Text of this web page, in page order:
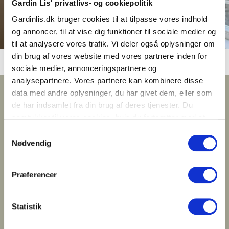
Gardin Lis' privatlivs- og cookiepolitik
Gardinlis.dk bruger cookies til at tilpasse vores indhold
og annoncer, til at vise dig funktioner til sociale medier og
til at analysere vores trafik. Vi deler også oplysninger om
din brug af vores website med vores partnere inden for
sociale medier, annonceringspartnere og
analysepartnere. Vores partnere kan kombinere disse
data med andre oplysninger, du har givet dem, eller som
de har indsamlet fra din brug af deres tjenester. Du
Nødvendig
Præferencer
Statistik
Fra besøg til færdig montering af
Gratis opmåling:
En gardinkonsulent kommer ud
Gardin Lis-bussen
, måler op og rådgiver dig. Vi
medbringer stofprøver, farver og løsninger på tværs af
stilarter og budgetter.
Tilbuddet:
Du får et uforpligtende tilbud, hvor vi